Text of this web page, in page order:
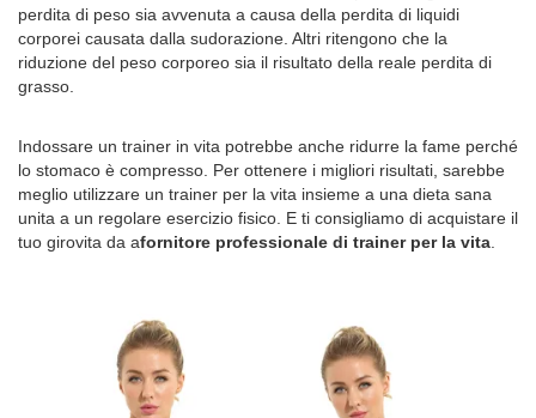
perdita di peso sia avvenuta a causa della perdita di liquidi
corporei causata dalla sudorazione. Altri ritengono che la
riduzione del peso corporeo sia il risultato della reale perdita di
grasso.
Indossare un trainer in vita potrebbe anche ridurre la fame perché
lo stomaco è compresso. Per ottenere i migliori risultati, sarebbe
meglio utilizzare un trainer per la vita insieme a una dieta sana
unita a un regolare esercizio fisico. E ti consigliamo di acquistare il
tuo girovita da afornitore professionale di trainer per la vita